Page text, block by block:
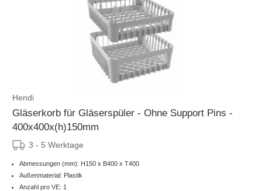
Hendi
Gläserkorb für Gläserspüler - Ohne Support Pins -
400x400x(h)150mm
3 - 5 Werktage
Abmessungen (mm): H150 x B400 x T400
Außenmaterial: Plastik
Anzahl pro VE: 1